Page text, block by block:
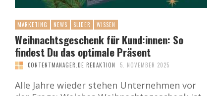
MARKETING NEWS SLIDER WISSEN
Weihnachtsgeschenk für Kund:innen: So
findest Du das optimale Präsent
CONTENTMANAGER.DE REDAKTION 5. NOVEMBER 2025
Alle Jahre wieder stehen Unternehmen vor